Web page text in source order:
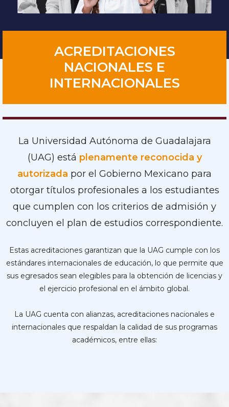
ACREDITACIONES
NACIONALES E
INTERNACIONALES
La Universidad Autónoma de Guadalajara
(UAG) está plenamente reconocida y
autorizada por el Gobierno Mexicano para
otorgar títulos profesionales a los estudiantes
que cumplen con los criterios de admisión y
concluyen el plan de estudios correspondiente.
Estas acreditaciones garantizan que la UAG cumple con los
estándares internacionales de educación, lo que permite que
sus egresados sean elegibles para la obtención de licencias y
el ejercicio profesional en el ámbito global.
La UAG cuenta con alianzas, acreditaciones nacionales e
internacionales que respaldan la calidad de sus programas
académicos, entre ellas: